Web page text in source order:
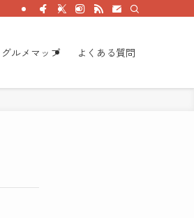
グルメマップ よくある質問